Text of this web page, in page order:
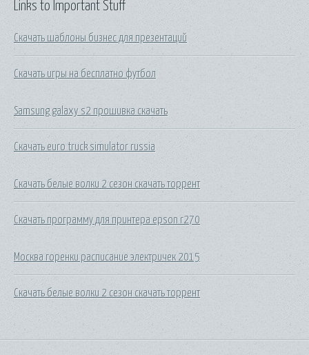
Links to Important Stuff
Скачать шаблоны бизнес для презентаций
Скачать игры на бесплатно футбол
Samsung galaxy s2 прошивка скачать
Скачать euro truck simulator russia
Скачать белые волки 2 сезон скачать торрент
Скачать программу для принтера epson r270
Москва горенки расписание электричек 2015
Скачать белые волки 2 сезон скачать торрент